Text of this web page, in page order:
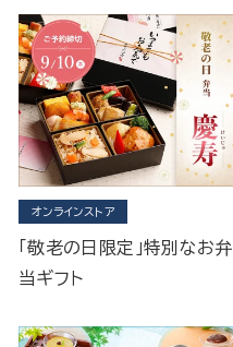
オンラインストア
「敬老の日限定」特別なお弁
当ギフト